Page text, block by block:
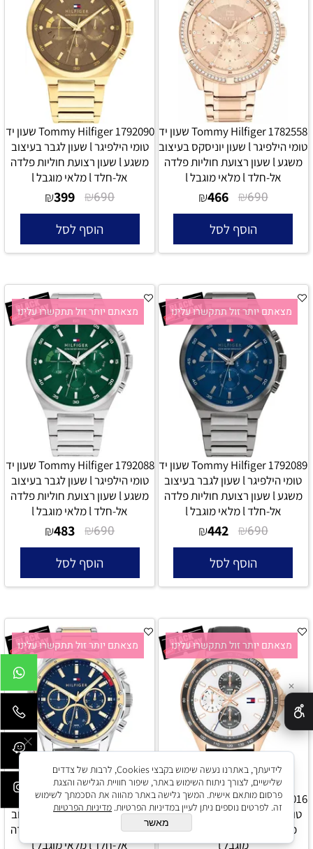
Tommy Hilfiger 1782558 שעון יד
טומי הילפיגר l שעון יוניסקס בעיצוב
משגע l שעון רצועת חוליות פלדה
אל-חלד l מלאי מוגבל l
₪690
₪466
הוסף לסל
Tommy Hilfiger 1792090 שעון יד
טומי הילפיגר l שעון לגבר בעיצוב
משגע l שעון רצועת חוליות פלדה
אל-חלד l מלאי מוגבל l
₪690
₪399
הוסף לסל
מצאתם יותר זול תתקשרו עלינו
Tommy Hilfiger 1792089 שעון יד
טומי הילפיגר l שעון לגבר בעיצוב
משגע l שעון רצועת חוליות פלדה
אל-חלד l מלאי מוגבל l
₪690
₪442
הוסף לסל
מצאתם יותר זול תתקשרו עלינו
Tommy Hilfiger 1792088 שעון יד
טומי הילפיגר l שעון לגבר בעיצוב
משגע l שעון רצועת חוליות פלדה
אל-חלד l מלאי מוגבל l
₪690
₪483
הוסף לסל
מצאתם יותר זול תתקשרו עלינו
Tommy Hilfiger 1792016 שעון יד
טומי הילפיגר l שעון לגבר בעיצוב
משגע l שעון רצועת עור l מלאי
מוגבל l
מצאתם יותר זול תתקשרו עלינו
Tommy Hilfiger 1791937 שעון יד
טומי הילפיגר l שעון לגבר בעיצוב
משגע l שעון רצועת חוליות פלדה
אל-חלד l מלאי מוגבל l
✕
לידיעתך, באתרנו נעשה שימוש בקבצי Cookies, לרבות של צדדים
שלישיים, לצורך ניתוח השימוש באתר, שיפור חוויית הגלישה והצגת
פרסום מותאם אישית. המשך גלישה באתר מהווה את הסכמתך לשימוש
זה. לפרטים נוספים ניתן לעיין במדיניות הפרטיות. מדיניות הפרטיות
מאשר